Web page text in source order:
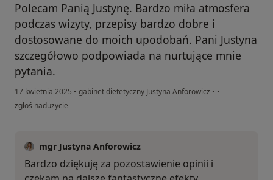
Polecam Panią Justynę. Bardzo miła atmosfera
podczas wizyty, przepisy bardzo dobre i
dostosowane do moich upodobań. Pani Justyna
szczegółowo podpowiada na nurtujące mnie
pytania.
17 kwietnia 2025 • gabinet dietetyczny Justyna Anforowicz • •
w opinii użytkownika Katarzyna
zgłoś nadużycie
mgr Justyna Anforowicz
Bardzo dziękuję za pozostawienie opinii i